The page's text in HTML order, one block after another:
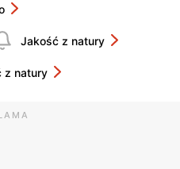
Jakość z natury
z natury